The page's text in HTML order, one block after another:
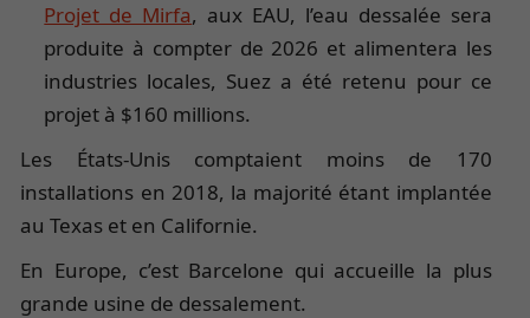
Projet de Mirfa, aux EAU, l’eau dessalée sera
produite à compter de 2026 et alimentera les
industries locales, Suez a été retenu pour ce
projet à $160 millions.
Les États-Unis comptaient moins de 170
installations en 2018, la majorité étant implantée
au Texas et en Californie.
En Europe, c’est Barcelone qui accueille la plus
grande usine de dessalement.